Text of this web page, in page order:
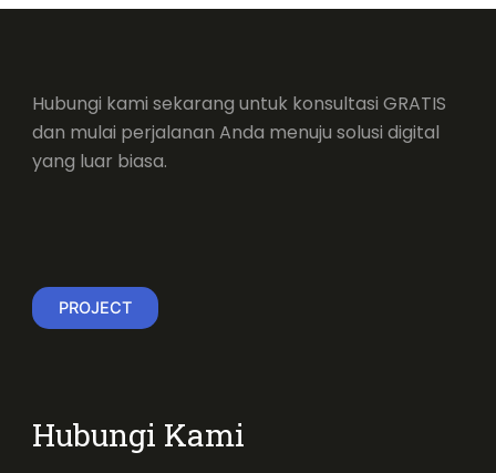
Hubungi kami sekarang untuk konsultasi GRATIS
dan mulai perjalanan Anda menuju solusi digital
yang luar biasa.
PROJECT
Hubungi Kami